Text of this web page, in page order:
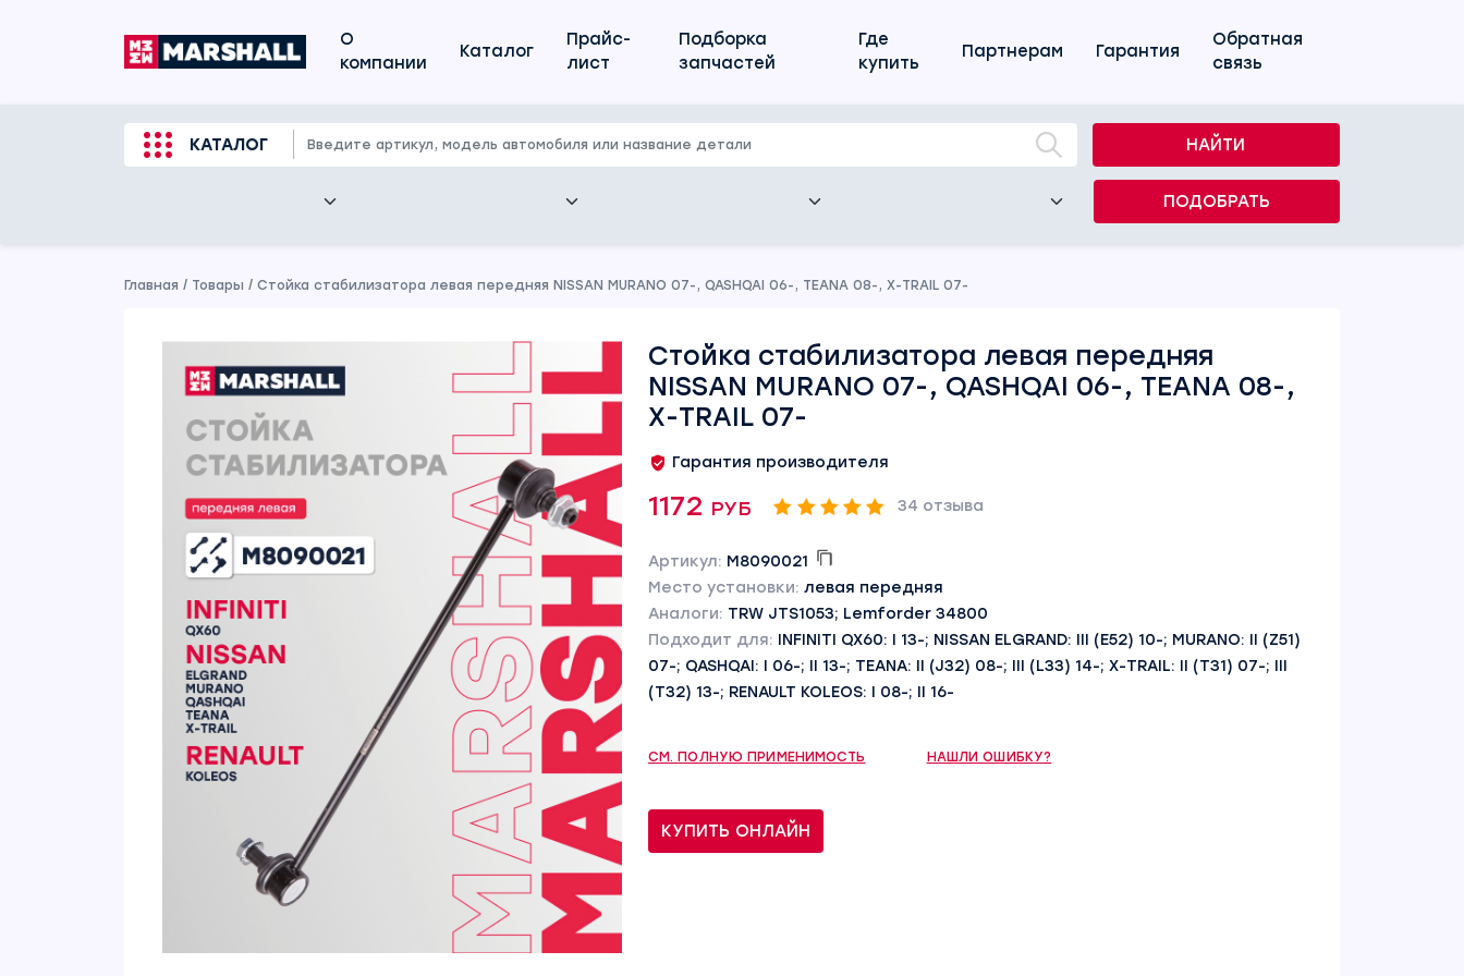
О
компании
Каталог
Прайс-
лист
Подборка
запчастей
Где
купить
Партнерам Гарантия
Обратная
связь
КАТАЛОГ НАЙТИ
ПОДОБРАТЬ
Главная / Товары / Стойка стабилизатора левая передняя NISSAN MURANO 07-, QASHQAI 06-, TEANA 08-, X-TRAIL 07-
Стойка стабилизатора левая передняя
NISSAN MURANO 07-, QASHQAI 06-, TEANA 08-,
X-TRAIL 07-
Гарантия производителя
1172 руб 34 отзыва
Артикул: M8090021
Место установки: левая передняя
Аналоги: TRW JTS1053; Lemforder 34800
Подходит для: INFINITI QX60: I 13-; NISSAN ELGRAND: III (E52) 10-; MURANO: II (Z51)
07-; QASHQAI: I 06-; II 13-; TEANA: II (J32) 08-; III (L33) 14-; X-TRAIL: II (T31) 07-; III
(T32) 13-; RENAULT KOLEOS: I 08-; II 16-
СМ. ПОЛНУЮ ПРИМЕНИМОСТЬ НАШЛИ ОШИБКУ?
КУПИТЬ ОНЛАЙН